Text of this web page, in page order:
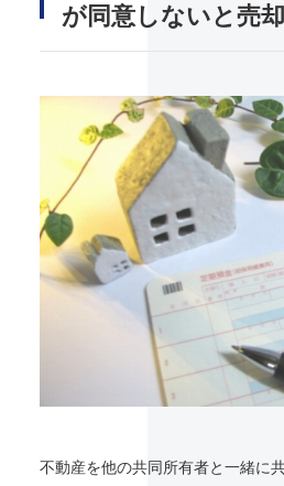
が同意しないと売
不動産を他の共同所有者と一緒に